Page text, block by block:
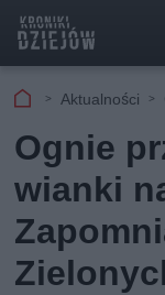
Aktualności
Ognie
wianki